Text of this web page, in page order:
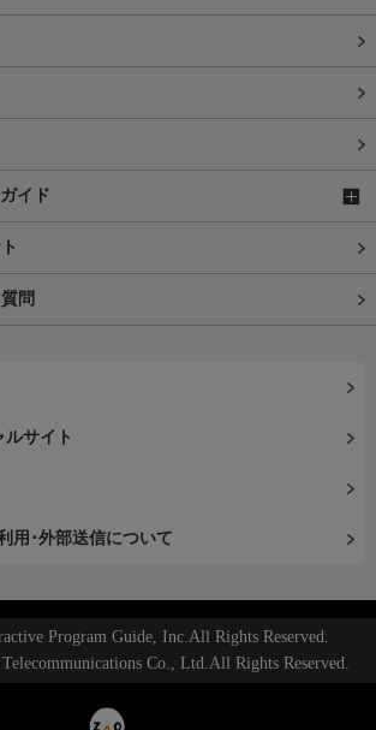
イド
問
サイト
用･外部送信について
Program Guide, Inc.All Rights Reserved.
Co., Ltd.All Rights Reserved.